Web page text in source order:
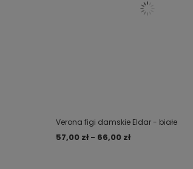
Verona figi damskie Eldar - białe
57,00 zł - 66,00 zł